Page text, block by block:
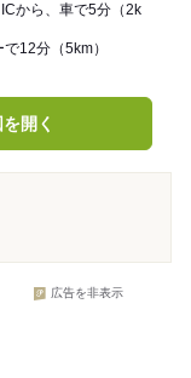
から、車で5分（2k
12分（5km）
開く
広告を非表示